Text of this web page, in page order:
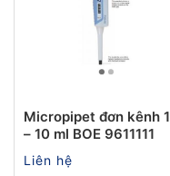
Micropipet đơn kênh 1
– 10 ml BOE 9611111
Liên hệ